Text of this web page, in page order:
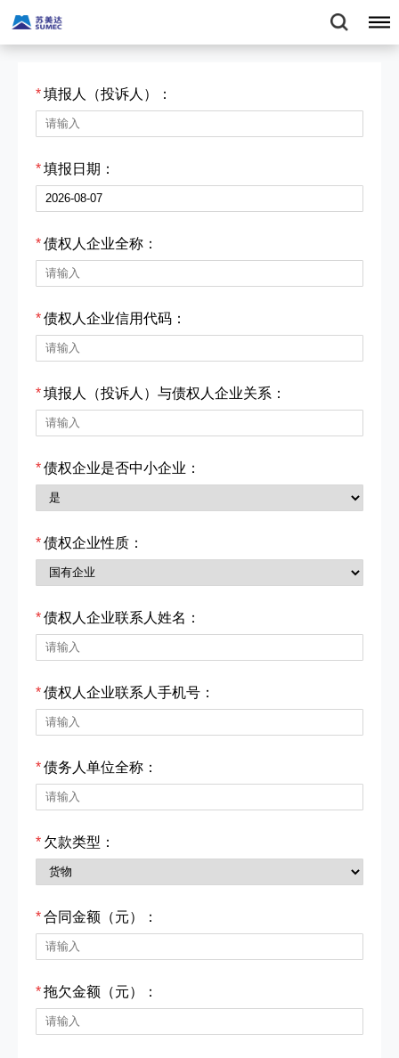
*填报人（投诉人）：
*填报日期：
*债权人企业全称：
*债权人企业信用代码：
*填报人（投诉人）与债权人企业关系：
*债权企业是否中小企业：
*债权企业性质：
*债权人企业联系人姓名：
*债权人企业联系人手机号：
*债务人单位全称：
* 欠款类型：
*合同金额（元）：
*拖欠金额（元）：